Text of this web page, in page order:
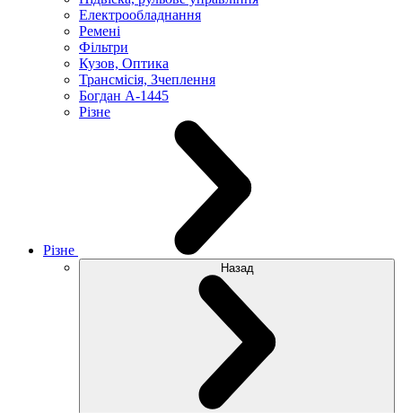
Електрообладнання
Ремені
Фільтри
Кузов, Оптика
Трансмісія, Зчеплення
Богдан А-1445
Різне
Різне
Назад